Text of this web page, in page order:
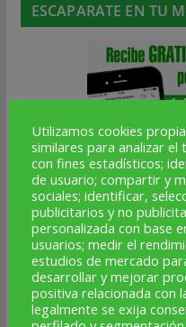
ESCAPARATE EN TU
Utilizamos cookies
similares para analizar
con fines estadísticos;
de usuario; compartir y
sociales; identificar,
publicitarios y no
personalizada con base
usuarios; medir el
estudios de mercado
desarrollar y mejorar
positiva relacionada con
legalmente se exija